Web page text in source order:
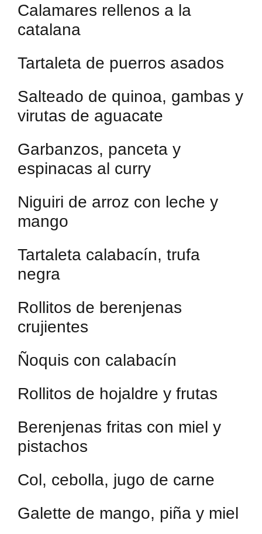
Calamares rellenos a la
catalana
Tartaleta de puerros asados
Salteado de quinoa, gambas y
virutas de aguacate
Garbanzos, panceta y
espinacas al curry
Niguiri de arroz con leche y
mango
Tartaleta calabacín, trufa
negra
Rollitos de berenjenas
crujientes
Ñoquis con calabacín
Rollitos de hojaldre y frutas
Berenjenas fritas con miel y
pistachos
Col, cebolla, jugo de carne
Galette de mango, piña y miel